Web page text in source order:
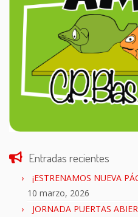
Entradas recientes
¡ESTRENAMOS NUEVA
10 marzo, 2026
JORNADA PUERTAS